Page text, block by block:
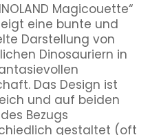
Magicouette“
eine bunte und
Darstellung von
Dinosauriern in
Das Design ist
und auf beiden
Bezugs
gestaltet (oft